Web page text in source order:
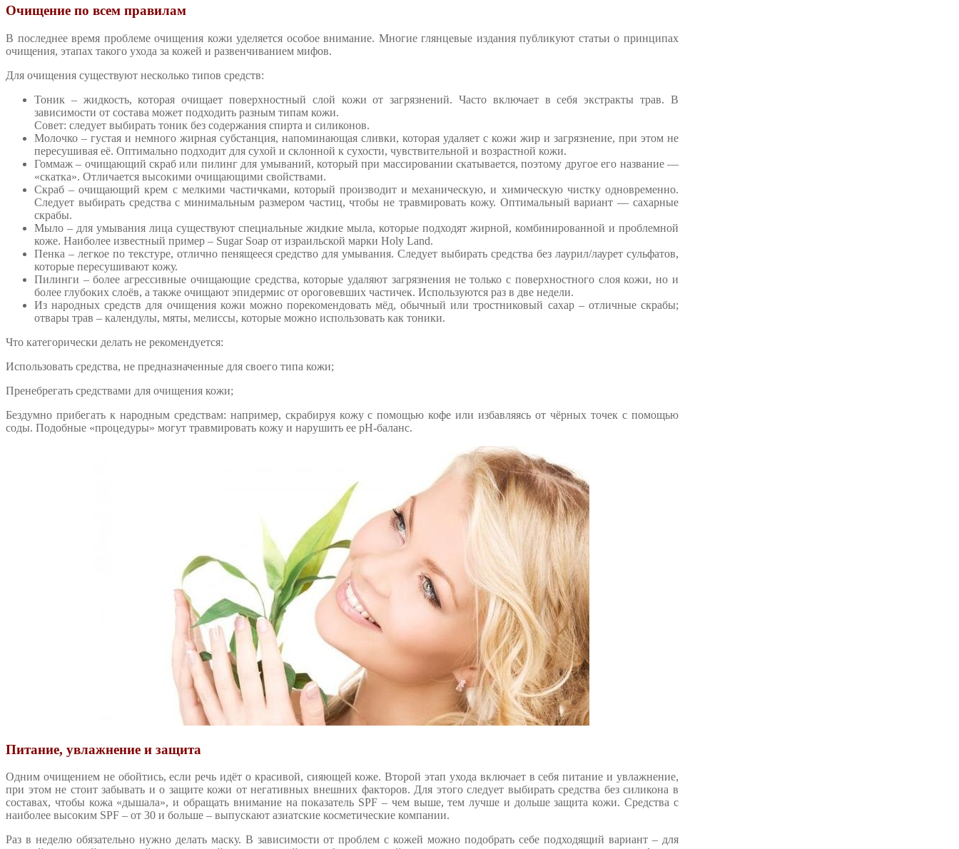
Очищение по всем правилам
В последнее время проблеме очищения кожи уделяется особое внимание. Многие глянцевые издания публикуют статьи о принципах
очищения, этапах такого ухода за кожей и развенчиванием мифов.
Для очищения существуют несколько типов средств:
Тоник – жидкость, которая очищает поверхностный слой кожи от загрязнений. Часто включает в себя экстракты трав. В
зависимости от состава может подходить разным типам кожи.
Совет: следует выбирать тоник без содержания спирта и силиконов.
Молочко – густая и немного жирная субстанция, напоминающая сливки, которая удаляет с кожи жир и загрязнение, при этом не
пересушивая её. Оптимально подходит для сухой и склонной к сухости, чувствительной и возрастной кожи.
Гоммаж – очищающий скраб или пилинг для умываний, который при массировании скатывается, поэтому другое его название —
«скатка». Отличается высокими очищающими свойствами.
Скраб – очищающий крем с мелкими частичками, который производит и механическую, и химическую чистку одновременно.
Следует выбирать средства с минимальным размером частиц, чтобы не травмировать кожу. Оптимальный вариант — сахарные
скрабы.
Мыло – для умывания лица существуют специальные жидкие мыла, которые подходят жирной, комбинированной и проблемной
коже. Наиболее известный пример – Sugar Soap от израильской марки Holy Land.
Пенка – легкое по текстуре, отлично пенящееся средство для умывания. Следует выбирать средства без лаурил/лаурет сульфатов,
которые пересушивают кожу.
Пилинги – более агрессивные очищающие средства, которые удаляют загрязнения не только с поверхностного слоя кожи, но и
более глубоких слоёв, а также очищают эпидермис от ороговевших частичек. Используются раз в две недели.
Из народных средств для очищения кожи можно порекомендовать мёд, обычный или тростниковый сахар – отличные скрабы;
отвары трав – календулы, мяты, мелиссы, которые можно использовать как тоники.
Что категорически делать не рекомендуется:
Использовать средства, не предназначенные для своего типа кожи;
Пренебрегать средствами для очищения кожи;
Бездумно прибегать к народным средствам: например, скрабируя кожу с помощью кофе или избавляясь от чёрных точек с помощью
соды. Подобные «процедуры» могут травмировать кожу и нарушить ее pH-баланс.
Питание, увлажнение и защита
Одним очищением не обойтись, если речь идёт о красивой, сияющей коже. Второй этап ухода включает в себя питание и увлажнение,
при этом не стоит забывать и о защите кожи от негативных внешних факторов. Для этого следует выбирать средства без силикона в
составах, чтобы кожа «дышала», и обращать внимание на показатель SPF – чем выше, тем лучше и дольше защита кожи. Средства с
наиболее высоким SPF – от 30 и больше – выпускают азиатские косметические компании.
Раз в неделю обязательно нужно делать маску. В зависимости от проблем с кожей можно подобрать себе подходящий вариант – для